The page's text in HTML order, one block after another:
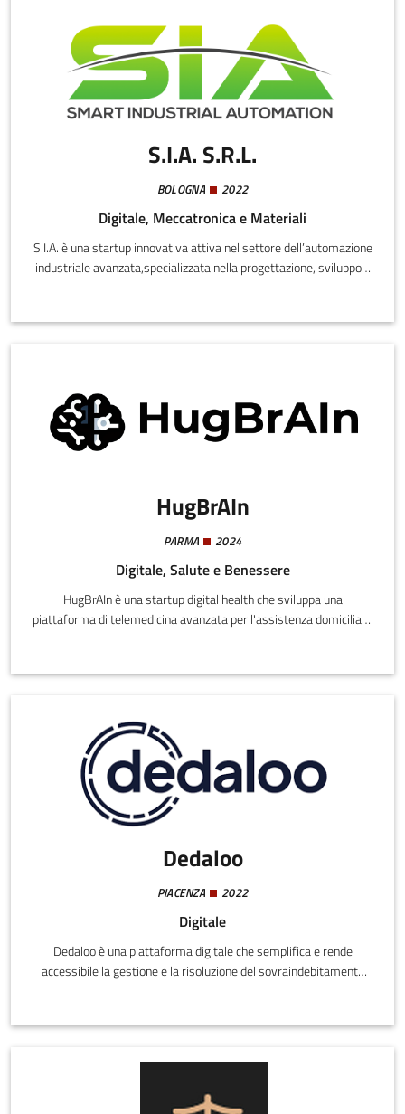
S.I.A. S.R.L.
BOLOGNA 2022
Digitale, Meccatronica e Materiali
S.I.A. è una startup innovativa attiva nel settore dell’automazione
industriale avanzata,specializzata nella progettazione, sviluppo e
HugBrAIn
PARMA 2024
Digitale, Salute e Benessere
HugBrAIn è una startup digital health che sviluppa una
piattaforma di telemedicina avanzata per l'assistenza domiciliare
sull'integrazione tra domicilio e sistema clinico-sanitario.
Dedaloo
PIACENZA 2022
Digitale
Dedaloo è una piattaforma digitale che semplifica e rende
accessibile la gestione e la risoluzione del sovraindebitamento
un'esperienza guidata: l'utente apre un account, carica la